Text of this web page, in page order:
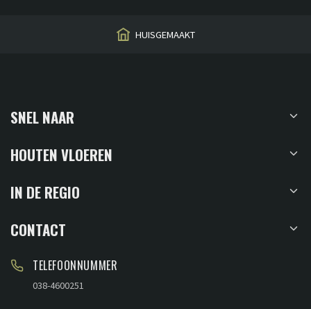
HUISGEMAAKT
SNEL NAAR
HOUTEN VLOEREN
IN DE REGIO
CONTACT
TELEFOONNUMMER
038-4600251